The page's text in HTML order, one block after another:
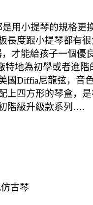
用小提琴的規格更
長度跟小提琴都有
才能給孩子一個優
特地為初學或者進
國Diffia尼龍弦，音
上四方形的琴盒，
階級升級款系列….
古琴